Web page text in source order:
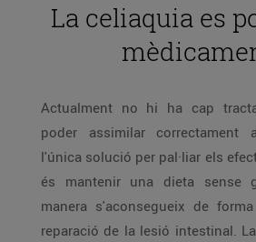
La celiaquia es
Actualment no hi ha cap
poder assimilar correctament
l'única solució per pal·liar els
és mantenir una dieta sense
manera s'aconsegueix de
reparació de la lesió intestinal.